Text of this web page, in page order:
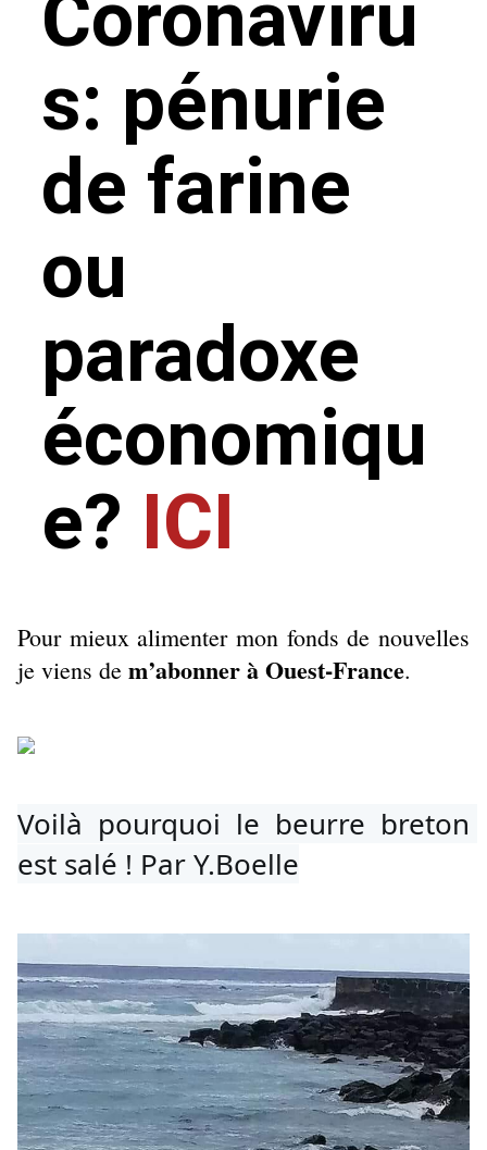
Coronaviru
s: pénurie
de farine
ou
paradoxe
économiqu
e? ICI
Pour mieux alimenter mon fonds de nouvelles
je viens de m’abonner à Ouest-France.
Voilà pourquoi le beurre breton
est salé ! Par Y.Boelle